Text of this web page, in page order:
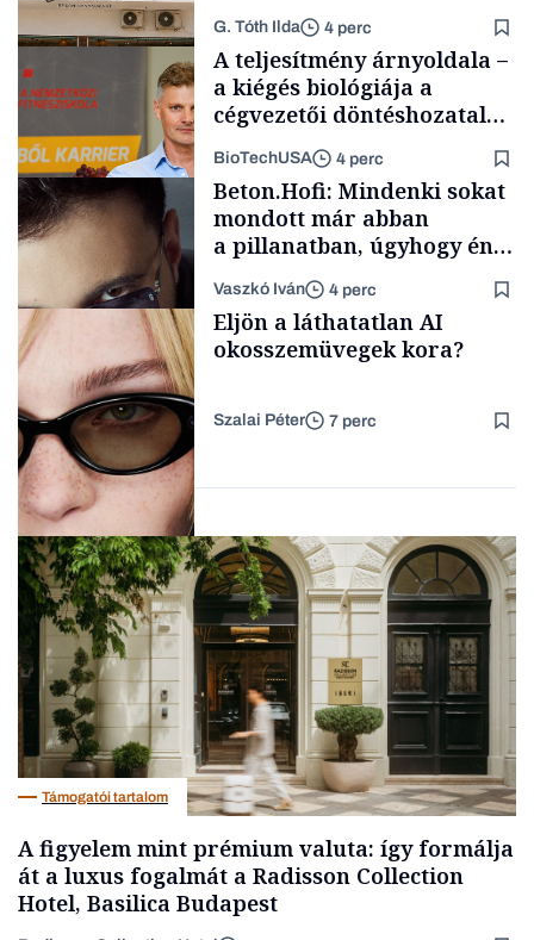
Gasztró
G. Tóth Ilda 4 perc
Content Lab HUB
A teljesítmény árnyoldala –
a kiégés biológiája a
cégvezetői döntéshozatal
BioTechUSA 4 perc
Forbes-sztori
Beton.Hofi: Mindenki sokat
mondott már abban
a pillanatban, úgyhogy én
a legsarkosabb
gondolataimat akartam
kimondani
Vaszkó Iván 4 perc
AI
Eljön a láthatatlan AI
okosszemüvegek kora?
Szalai Péter 7 perc
Támogatói tartalom
A figyelem mint prémium valuta: így formálja
át a luxus fogalmát a Radisson Collection
Hotel, Basilica Budapest